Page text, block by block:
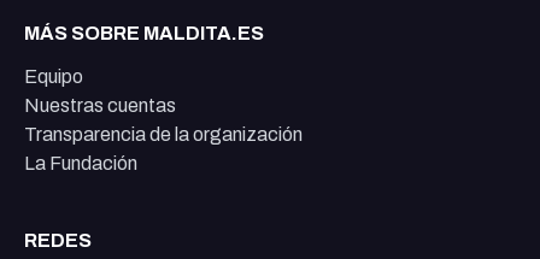
MÁS SOBRE MALDITA.ES
Equipo
Nuestras cuentas
Transparencia de la organización
La Fundación
REDES